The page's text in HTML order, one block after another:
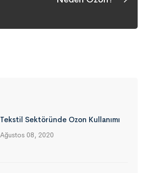
Tekstil Sektöründe Ozon Kullanımı
Ağustos 08, 2020